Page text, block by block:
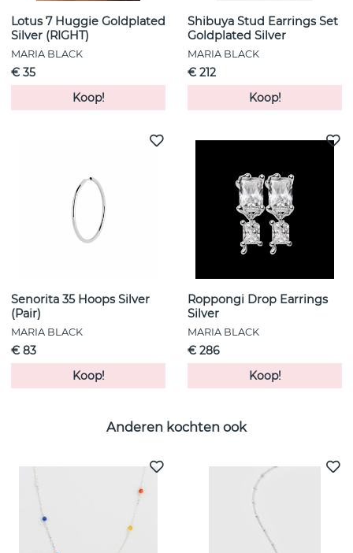
Lotus 7 Huggie Goldplated
Silver (RIGHT)
MARIA BLACK
€ 35
Koop!
Shibuya Stud Earrings Set
Goldplated Silver
MARIA BLACK
€ 212
Koop!
Senorita 35 Hoops Silver
(Pair)
MARIA BLACK
€ 83
Koop!
Roppongi Drop Earrings
Silver
MARIA BLACK
€ 286
Koop!
Anderen kochten ook